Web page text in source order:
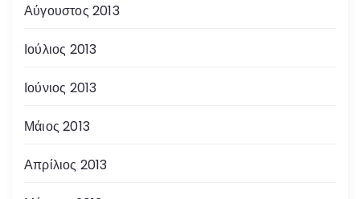
Αύγουστος 2013
Ιούλιος 2013
Ιούνιος 2013
Μάιος 2013
Απρίλιος 2013